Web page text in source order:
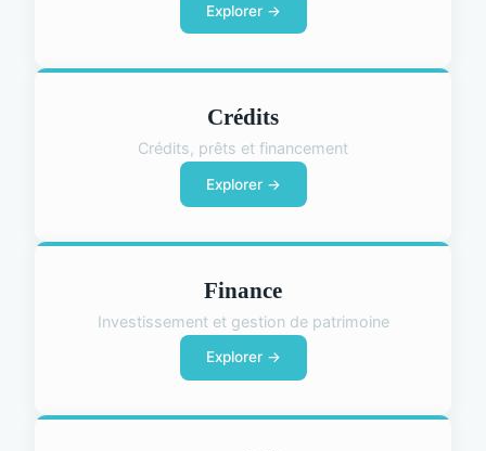
Explorer →
Crédits
Crédits, prêts et financement
Explorer →
Finance
Investissement et gestion de patrimoine
Explorer →